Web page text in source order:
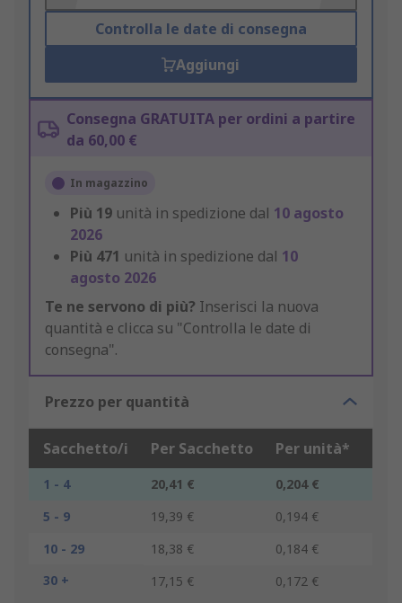
Controlla le date di consegna
Aggiungi
Consegna GRATUITA per ordini a partire
da 60,00 €
In magazzino
Più 19 unità in spedizione dal 10 agosto
2026
Più 471 unità in spedizione dal 10
agosto 2026
Te ne servono di più? Inserisci la nuova
quantità e clicca su "Controlla le date di
consegna".
Prezzo per quantità
Sacchetto/i Per Sacchetto Per unità*
1 - 4 20,41 €
0,204 €
5 - 9
19,39 €
0,194 €
10 - 29
18,38 €
0,184 €
30 +
17,15 € 0,172 €